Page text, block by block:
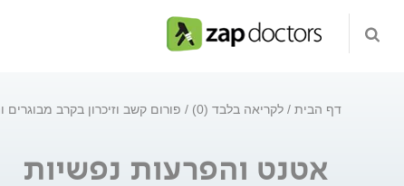
דף הבית לקריאה בלבד (0) פורום קשב וזיכרון בקרב מבוגרים
אטנט והפרעות נפשיות